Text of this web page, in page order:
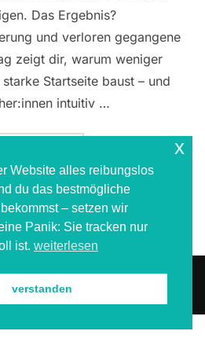
Das Ergebnis?
und verloren gegangene
zeigt dir, warum weniger
Startseite baust – und
intuitiv …
ÜBER „WARUM DEINE
Website alles reibungslos
du das bestmögliche
– setzen wir
Panik: Sie tracken nur
ist. weiterlesen
verstanden
x